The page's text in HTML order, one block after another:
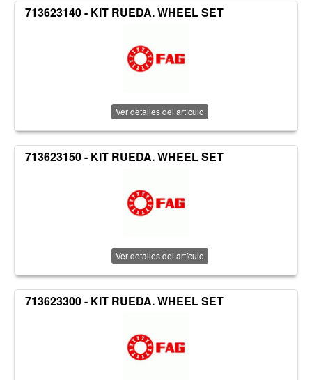
713623140 - KIT RUEDA. WHEEL SET
Ver detalles del artículo
713623150 - KIT RUEDA. WHEEL SET
Ver detalles del artículo
713623300 - KIT RUEDA. WHEEL SET